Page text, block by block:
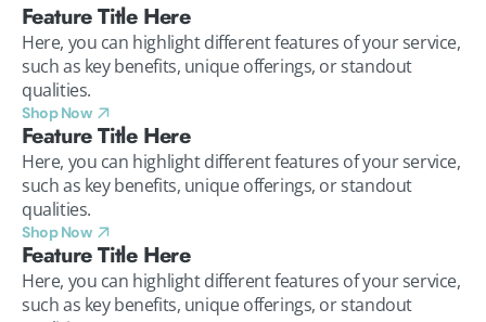
Feature Title Here
Here, you can highlight different features of your service,
such as key benefits, unique offerings, or standout
qualities.
Shop Now
Feature Title Here
Here, you can highlight different features of your service,
such as key benefits, unique offerings, or standout
qualities.
Shop Now
Feature Title Here
Here, you can highlight different features of your service,
such as key benefits, unique offerings, or standout